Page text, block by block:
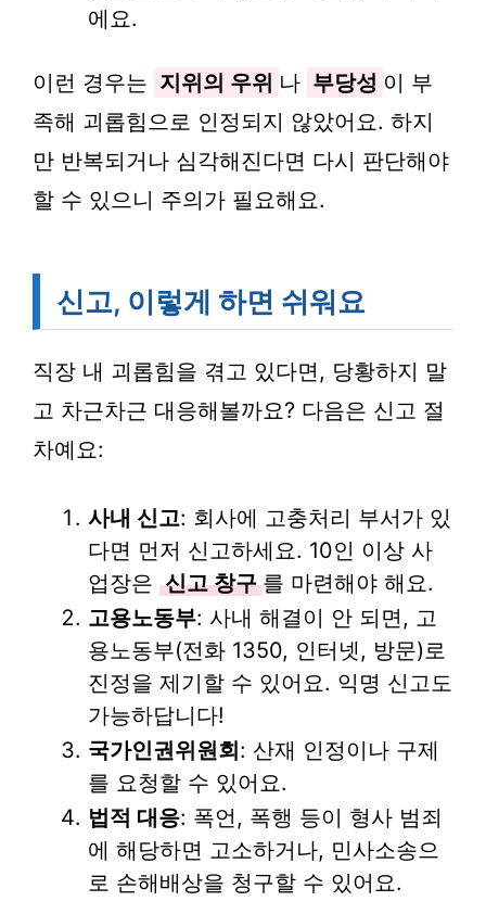
에요.
이런 경우는 지위의 우위 나 부당성 이 부
족해 괴롭힘으로 인정되지 않았어요. 하지
만 반복되거나 심각해진다면 다시 판단해야
할 수 있으니 주의가 필요해요.
신고, 이렇게 하면 쉬워요
직장 내 괴롭힘을 겪고 있다면, 당황하지 말
고 차근차근 대응해볼까요? 다음은 신고 절
차예요:
사내 신고: 회사에 고충처리 부서가 있
다면 먼저 신고하세요. 10인 이상 사
업장은 신고 창구 를 마련해야 해요.
고용노동부: 사내 해결이 안 되면, 고
용노동부(전화 1350, 인터넷, 방문)로
진정을 제기할 수 있어요. 익명 신고도
가능하답니다!
국가인권위원회: 산재 인정이나 구제
를 요청할 수 있어요.
법적 대응: 폭언, 폭행 등이 형사 범죄
에 해당하면 고소하거나, 민사소송으
로 손해배상을 청구할 수 있어요.